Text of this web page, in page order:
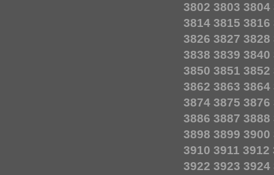
3802 3803 3804
3814 3815 3816
3826 3827 3828
3838 3839 3840
3850 3851 3852
3862 3863 3864
3874 3875 3876
3886 3887 3888
3898 3899 3900
3910 3911 3912
3922 3923 3924